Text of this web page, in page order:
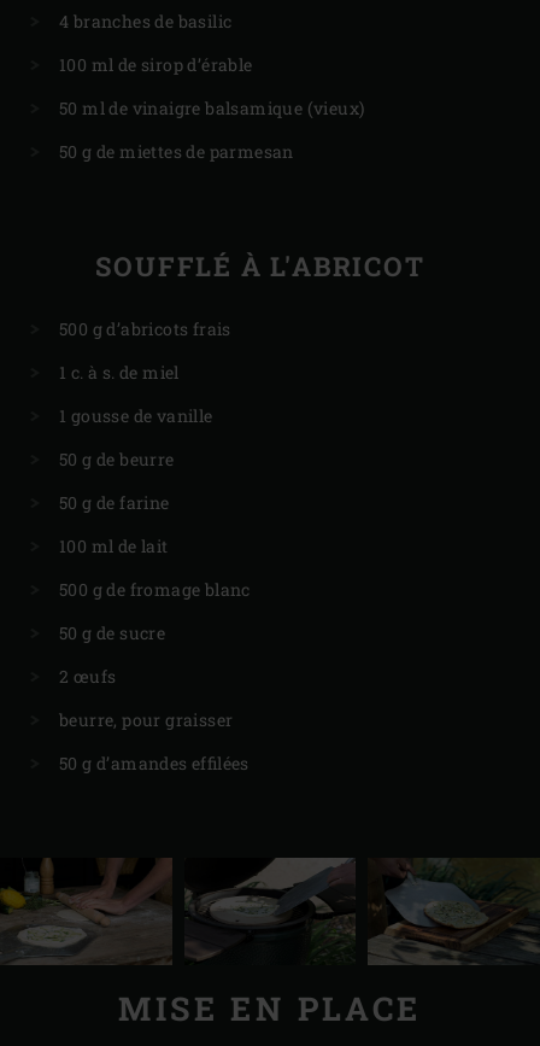
4 branches de basilic
100 ml de sirop d’érable
50 ml de vinaigre balsamique (vieux)
50 g de miettes de parmesan
SOUFFLÉ À L'ABRICOT​
500 g d’abricots frais
1 c. à s. de miel
1 gousse de vanille
50 g de beurre
50 g de farine
100 ml de lait
500 g de fromage blanc
50 g de sucre
2 œufs
beurre, pour graisser
50 g d’amandes effilées
MISE EN PLACE